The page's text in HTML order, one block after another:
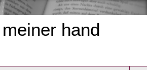
hand